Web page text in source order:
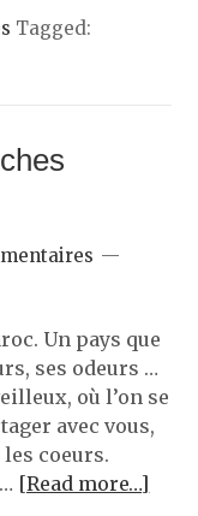
Tagged:
Un pays que
ses odeurs …
où l’on se
avec vous,
coeurs.
[Read more…]